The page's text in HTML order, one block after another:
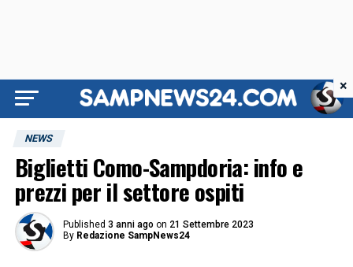
NEWS
Biglietti Como-Sampdoria: info e
prezzi per il settore ospiti
Published 3 anni ago on 21 Settembre 2023
By Redazione SampNews24
×